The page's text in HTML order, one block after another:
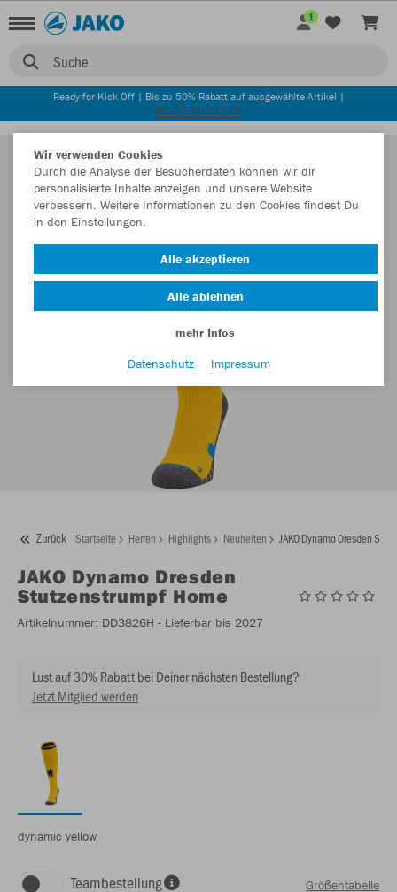
Suche
1
Ready for Kick Off | Bis zu 50% Rabatt auf ausgewählte Artikel |
JETZT ENTDECKEN
Zurück Startseite Herren Highlights Neuheiten JAKO Dynamo Dresden
JAKO Dynamo Dresden
Stutzenstrumpf Home
Artikelnummer: DD3826H - Lieferbar bis 2027
Lust auf 30% Rabatt bei Deiner nächsten Bestellung?
Jetzt Mitglied werden
dynamic yellow
Teambestellung Größentabelle
Wir verwenden Cookies
Durch die Analyse der Besucherdaten können wir dir
personalisierte Inhalte anzeigen und unsere Website
verbessern. Weitere Informationen zu den Cookies findest Du
in den Einstellungen.
Alle akzeptieren
Alle ablehnen
mehr Infos
Datenschutz
Impressum